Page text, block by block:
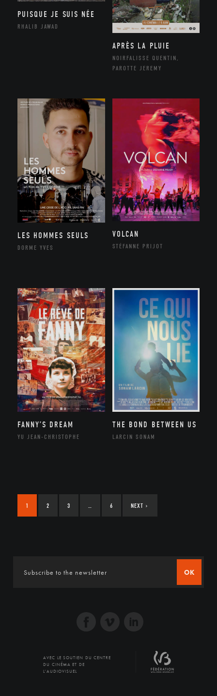
PUISQUE JE SUIS NÉE
RHALIB JAWAD
APRÈS LA PLUIE
NOIRFALISSE QUENTIN,
PAROTTE JEREMY
LES HOMMES SEULS
DORME YVES
VOLCAN
STÉFANNE PRIJOT
FANNY’S DREAM
YU JEAN-CHRISTOPHE
THE BOND BETWEEN US
LARCIN SONAM
1 2 3 … 6 NEXT ›
OK
AVEC LE SOUTIEN DU CENTRE
DU CINÉMA ET DE
L'AUDIOVISUEL